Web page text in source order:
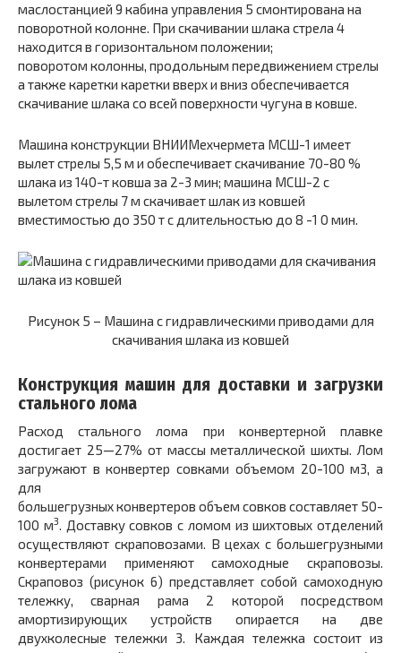
маслостанцией 9 кабина управления 5 смонтирована на
поворотной колонне. При скачивании шлака стрела 4
находится в горизонтальном положении;
поворотом колонны, продольным передвижением стрелы
а также каретки каретки вверх и вниз обеспечивается
скачивание шлака со всей поверхности чугуна в ковше.
Машина конструкции ВНИИМехчермета МСШ-1 имеет
вылет стрелы 5,5 м и обеспечивает скачивание 70-80 %
шлака из 140-т ковша за 2-3 мин; машина МСШ-2 с
вылетом стрелы 7 м скачивает шлак из ковшей
вместимостью до 350 т с длительностью до 8 -1 0 мин.
Рисунок 5 – Машина с гидравлическими приводами для
скачивания шлака из ковшей
Конструкция машин для доставки и загрузки
стального лома
Расход стального лома при конвертерной плавке
достигает 25—27% от массы металлической шихты. Лом
загружают в конвертер совками объемом 20-100 м3, а
для
большегрузных конвертеров объем совков составляет 50-
100 м3. Доставку совков с ломом из шихтовых отделений
осуществляют скраповозами. В цехах с большегрузными
конвертерами применяют самоходные скраповозы.
Скраповоз (рисунок 6) представляет собой самоходную
тележку, сварная рама 2 которой посредством
амортизирующих устройств опирается на две
двухколесные тележки 3. Каждая тележка состоит из